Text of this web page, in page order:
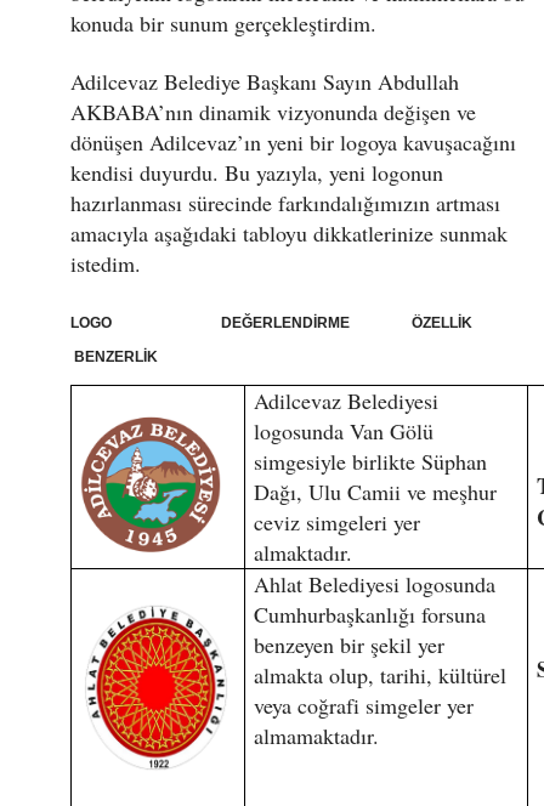
konuda bir sunum gerçekleştirdim.
Adilcevaz Belediye Başkanı Sayın Abdullah
AKBABA’nın dinamik vizyonunda değişen ve
dönüşen Adilcevaz’ın yeni bir logoya kavuşacağını
kendisi duyurdu. Bu yazıyla, yeni logonun
hazırlanması sürecinde farkındalığımızın artması
amacıyla aşağıdaki tabloyu dikkatlerinize sunmak
istedim.
LOGO DEĞERLENDİRME ÖZELLİK
BENZERLİK
Adilcevaz Belediyesi
logosunda Van Gölü
simgesiyle birlikte Süphan
Dağı, Ulu Camii ve meşhur
ceviz simgeleri yer
almaktadır.
Ahlat Belediyesi logosunda
Cumhurbaşkanlığı forsuna
benzeyen bir şekil yer
almakta olup, tarihi, kültürel
veya coğrafi simgeler yer
almamaktadır.